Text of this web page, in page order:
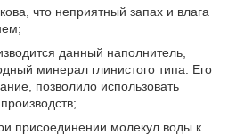
что неприятный запах и влага
данный наполнитель,
минерал глинистого типа. Его
позволило использовать
присоединении молекул воды к